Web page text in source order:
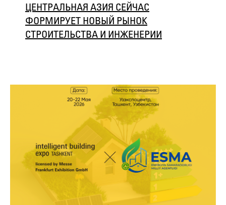
ЦЕНТРАЛЬНАЯ АЗИЯ СЕЙЧАС
ФОРМИРУЕТ НОВЫЙ РЫНОК
СТРОИТЕЛЬСТВА И ИНЖЕНЕРИИ